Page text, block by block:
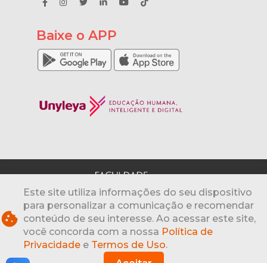
Baixe o APP
© 2026 - Unyead Educacional S.A. 24.531.339/0001-
82www.unyleya.com.br| Todos os direitos
reservados
SCN Quadra 01, bloco D, 1º andar, sala 122 - Edifício
cookie
Este site utiliza informações do seu dispositivo
para personalizar a comunicação e recomendar
conteúdo de seu interesse. Ao acessar este site,
você concorda com a nossa Política de
Privacidade e Termos de Uso.